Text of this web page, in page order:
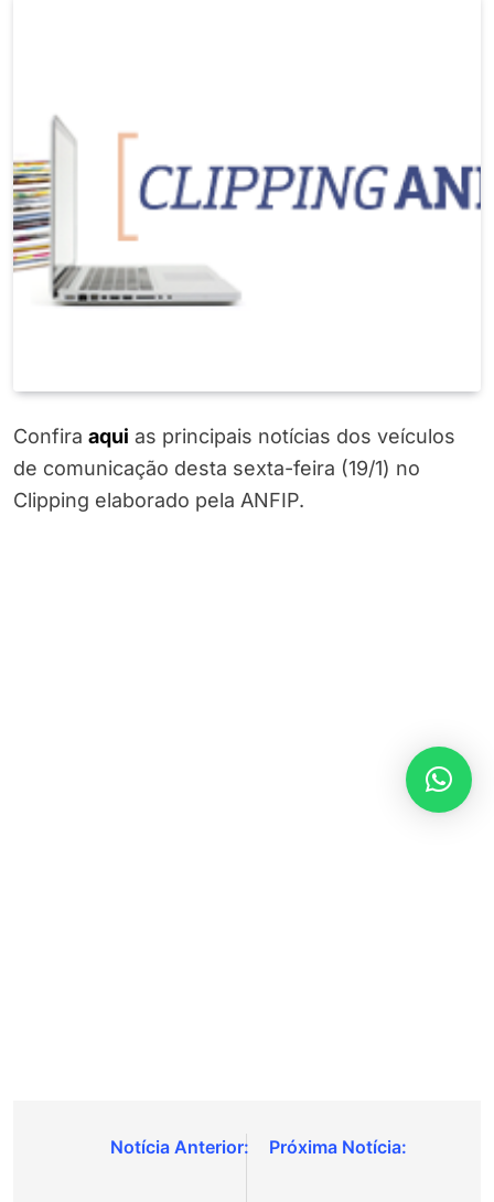
Confira aqui as principais notícias dos veículos
de comunicação desta sexta-feira (19/1) no
Clipping elaborado pela ANFIP.
Navegação